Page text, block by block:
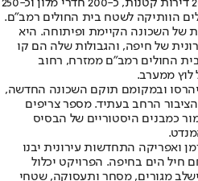
כ-1,300 יחידות דיור, מתוכן כ-20% דירות קטנות, כ-200 חדרי מלון וכ-250
הוותיקה לשטח בית החולים רמב"ם.
של השכונה הקיימת ופיתוחה. היא
של חיפה, והגבולות שלה הם קו
החולים רמב"ם ממזרח, רחוב
לוץ ממערב.
ובמקומם תוקם השכונה החדשה,
הרחב בעתיד. מספר צריפים
כמבנים היסטוריים של הבסיס
ואפריקה התחדשות עירונית יבנו
חיל הים בחיפה. הפרויקט יכלול
מגורים, מסחר ותעסוקה, שטחי